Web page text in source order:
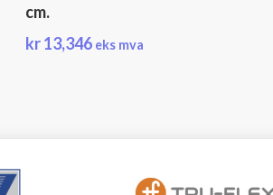
cm.
kr13,346 eks mva